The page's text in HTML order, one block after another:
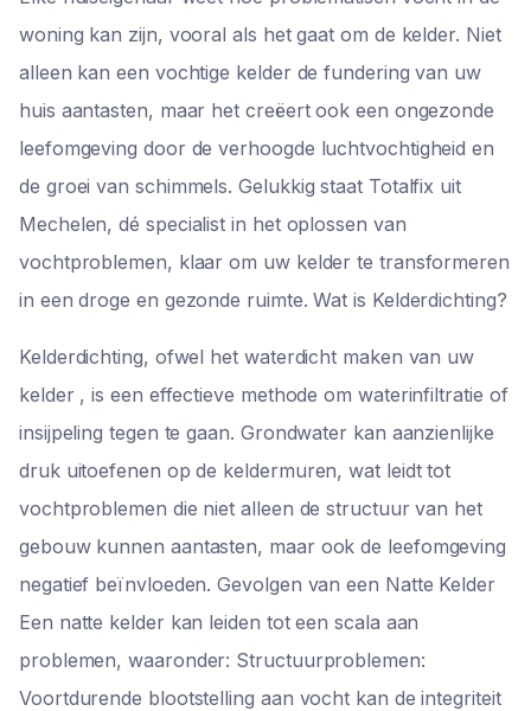
woning kan zijn, vooral als het gaat om de kelder. Niet
alleen kan een vochtige kelder de fundering van uw
huis aantasten, maar het creëert ook een ongezonde
leefomgeving door de verhoogde luchtvochtigheid en
de groei van schimmels. Gelukkig staat Totalfix uit
Mechelen, dé specialist in het oplossen van
vochtproblemen, klaar om uw kelder te transformeren
in een droge en gezonde ruimte. Wat is Kelderdichting?
Kelderdichting, ofwel het waterdicht maken van uw
kelder , is een effectieve methode om waterinfiltratie of
insijpeling tegen te gaan. Grondwater kan aanzienlijke
druk uitoefenen op de keldermuren, wat leidt tot
vochtproblemen die niet alleen de structuur van het
gebouw kunnen aantasten, maar ook de leefomgeving
negatief beïnvloeden. Gevolgen van een Natte Kelder
Een natte kelder kan leiden tot een scala aan
problemen, waaronder: Structuurproblemen:
Voortdurende blootstelling aan vocht kan de integriteit